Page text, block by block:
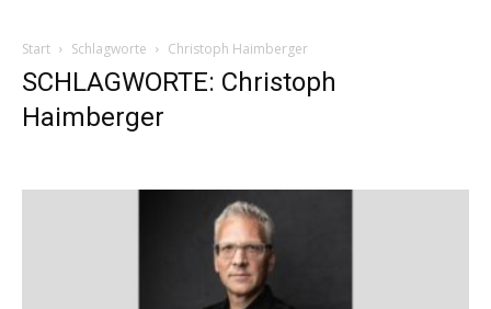
Start Schlagworte Christoph Haimberger
SCHLAGWORTE: Christoph
Haimberger